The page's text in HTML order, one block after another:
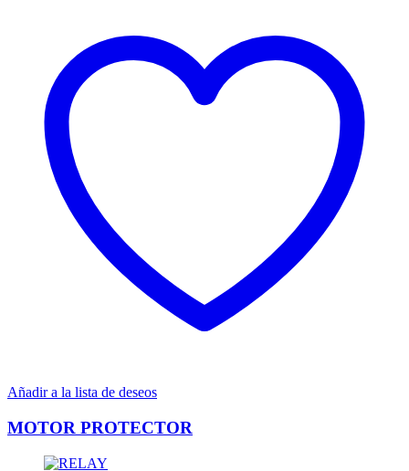
Añadir a la lista de deseos
MOTOR PROTECTOR